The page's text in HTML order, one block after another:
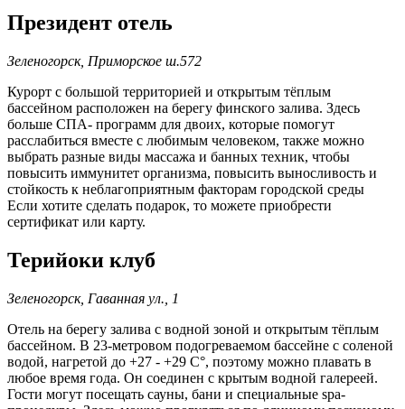
Президент отель
Зеленогорск, Приморское ш.572
Курорт с большой территорией и открытым тёплым
бассейном расположен на берегу финского залива. Здесь
больше СПА- программ для двоих, которые помогут
расслабиться вместе с любимым человеком, также можно
выбрать разные виды массажа и банных техник, чтобы
повысить иммунитет организма, повысить выносливость и
стойкость к неблагоприятным факторам городской среды
Если хотите сделать подарок, то можете приобрести
сертификат или карту.
Терийоки клуб
Зеленогорск, Гаванная ул., 1
Отель на берегу залива с водной зоной и открытым тёплым
бассейном. В 23-метровом подогреваемом бассейне с соленой
водой, нагретой до +27 - +29 С°, поэтому можно плавать в
любое время года. Он соединен с крытым водной галереей.
Гости могут посещать сауны, бани и специальные spa-